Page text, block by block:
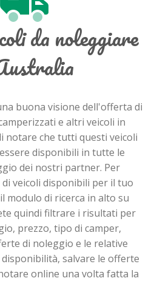
da noleggiare
buona visione dell'offerta di
e altri veicoli in
notare che tutti questi veicoli
disponibili in tutte le
dei nostri partner. Per
veicoli disponibili per il tuo
modulo di ricerca in alto su
quindi filtrare i risultati per
prezzo, tipo di camper,
di noleggio e le relative
salvare le offerte
online una volta fatta la